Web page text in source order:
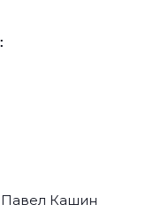
Павел Кашин